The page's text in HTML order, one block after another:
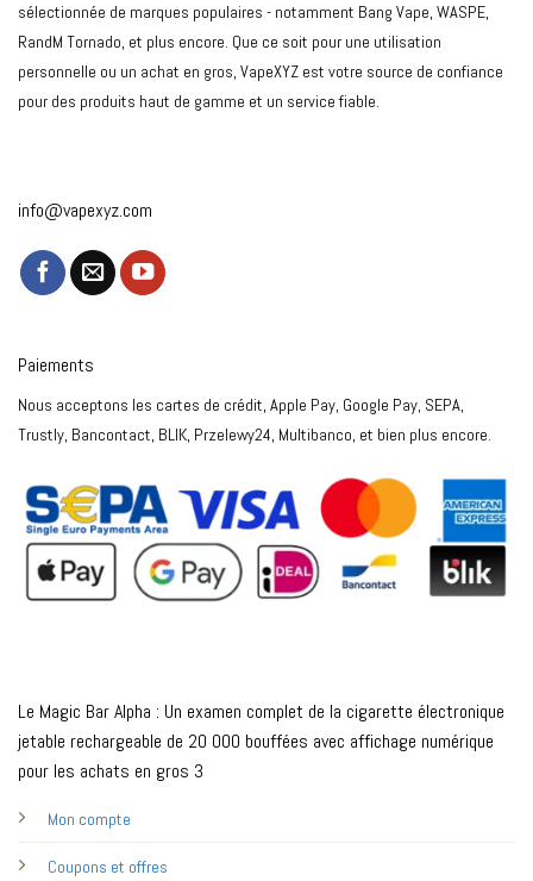
sélectionnée de marques populaires - notamment Bang Vape, WASPE,
RandM Tornado, et plus encore. Que ce soit pour une utilisation
personnelle ou un achat en gros, VapeXYZ est votre source de confiance
pour des produits haut de gamme et un service fiable.
info@vapexyz.com
Le Magic Bar Alpha : Un examen complet de la cigarette électronique
jetable rechargeable de 20 000 bouffées avec affichage numérique
pour les achats en gros 3
Mon compte
Coupons et offres
Paiements
Nous acceptons les cartes de crédit, Apple Pay, Google Pay, SEPA,
Trustly, Bancontact, BLIK, Przelewy24, Multibanco, et bien plus encore.